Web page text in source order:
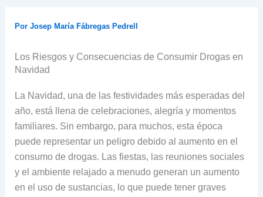
Por Josep María Fábregas Pedrell
Los Riesgos y Consecuencias de Consumir Drogas en
Navidad
La Navidad, una de las festividades más esperadas del
año, está llena de celebraciones, alegría y momentos
familiares. Sin embargo, para muchos, esta época
puede representar un peligro debido al aumento en el
consumo de drogas. Las fiestas, las reuniones sociales
y el ambiente relajado a menudo generan un aumento
en el uso de sustancias, lo que puede tener graves